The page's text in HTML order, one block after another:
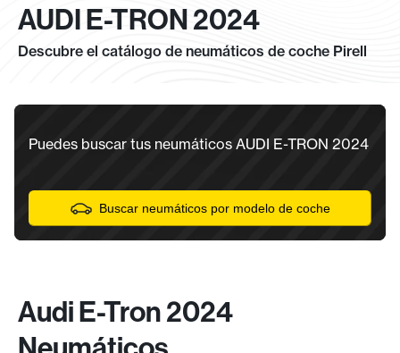
AUDI E-TRON 2024
Descubre el catálogo de neumáticos de coche Pirell
Puedes buscar tus neumáticos AUDI E-TRON 2024
Buscar neumáticos por modelo de coche
Audi E-Tron 2024